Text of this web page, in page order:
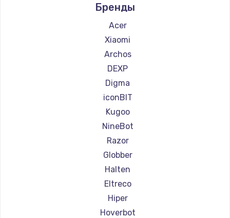
1300 руб.
Заказать
Замена сигнальной лампы
1200 руб.
Заказать
Замена системной платы
1500 руб.
Заказать
Замена температурного датчика
2500 руб.
Заказать
Ремонт самокатов Hunter
Ремонт самокатов Shorner
Ремонт самокатов Joyor
Ремонт самокатов Minimotors
Ремонт самокатов Bork
Ремонт самокатов Segway
Ремонт самокатов KIRIN
Бренды
Acer
Xiaomi
Archos
DEXP
Digma
iconBIT
Kugoo
NineBot
Razor
Globber
Halten
Eltreco
Hiper
Hoverbot